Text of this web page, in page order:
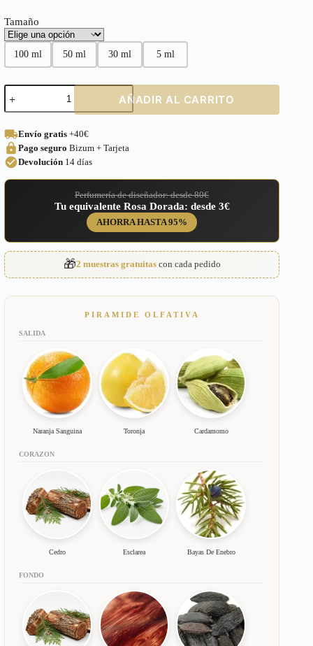
Tamaño
100 ml 50 ml 30 ml 5 ml
Perfume
equivalente
a
Red
Montblanc
para
–
AÑADIR AL CARRITO
Envío gratis +40€
Pago seguro Bizum + Tarjeta
Devolución 14 días
Perfumería de diseñador: desde 80€
Tu equivalente Rosa Dorada: desde 3€
AHORRA HASTA 95%
🎁2 muestras gratuitascon cada pedido
PIRAMIDE OLFATIVA
SALIDA
Naranja Sanguina Toronja Cardamomo
CORAZON
Cedro Esclarea Bayas De Enebro
FONDO